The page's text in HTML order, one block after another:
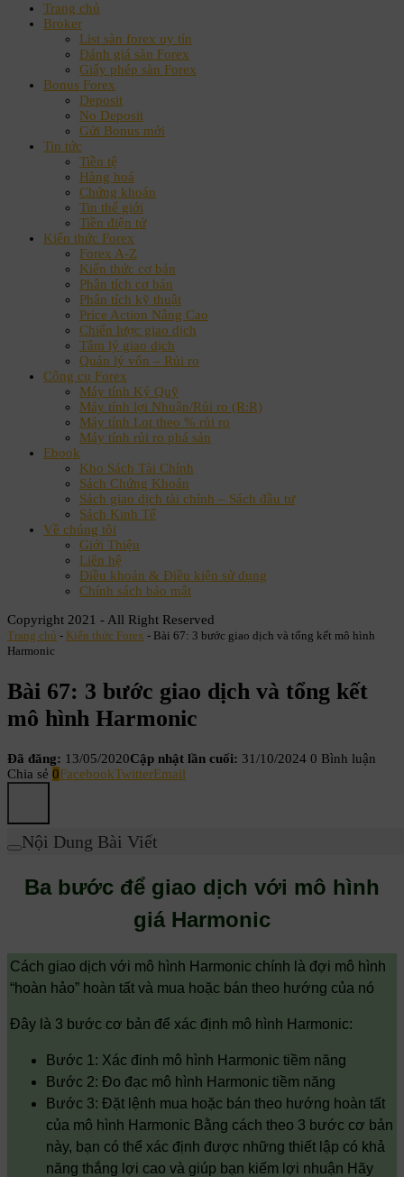
Trang chủ
Broker
List sàn forex uy tín
Đánh giá sàn Forex
Giấy phép sàn Forex
Bonus Forex
Deposit
No Deposit
Gửi Bonus mới
Tin tức
Tiền tệ
Hàng hoá
Chứng khoán
Tin thế giới
Tiền điện tử
Kiến thức Forex
Forex A-Z
Kiến thức cơ bản
Phân tích cơ bản
Phân tích kỹ thuật
Price Action Nâng Cao
Chiến lược giao dịch
Tâm lý giao dịch
Quản lý vốn – Rủi ro
Công cụ Forex
Máy tính Ký Quỹ
Máy tính lợi Nhuận/Rủi ro (R:R)
Máy tính Lot theo % rủi ro
Máy tính rủi ro phá sản
Ebook
Kho Sách Tài Chính
Sách Chứng Khoán
Sách giao dịch tài chính – Sách đầu tư
Sách Kinh Tế
Về chúng tôi
Giới Thiệu
Liên hệ
Điều khoản & Điều kiện sử dụng
Chính sách bảo mật
Copyright 2021 - All Right Reserved
Trang chủ - Kiến thức Forex - Bài 67: 3 bước giao dịch và tổng kết mô hình
Harmonic
Bài 67: 3 bước giao dịch và tổng kết
mô hình Harmonic
Đã đăng: 13/05/2020Cập nhật lần cuối: 31/10/2024 0 Bình luận
Chia sẻ 0FacebookTwitterEmail
Nội Dung Bài Viết
Ba bước để giao dịch với mô hình
giá Harmonic
Cách giao dịch với mô hình Harmonic chính là đợi mô hình
“hoàn hảo” hoàn tất và mua hoặc bán theo hướng của nó
Đây là 3 bước cơ bản để xác định mô hình Harmonic:
Bước 1: Xác đinh mô hình Harmonic tiềm năng
Bước 2: Đo đạc mô hình Harmonic tiềm năng
Bước 3: Đặt lệnh mua hoặc bán theo hướng hoàn tất
của mô hình Harmonic Bằng cách theo 3 bước cơ bản
này, bạn có thể xác định được những thiết lập có khả
năng thắng lợi cao và giúp bạn kiếm lợi nhuận Hãy